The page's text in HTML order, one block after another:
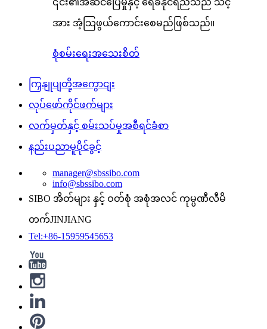
၎င်း၏အဆင်ပြေမှုနှင့် ရေခံနိုင်ရည်သည် သင့်
အား အံ့သြဖွယ်ကောင်းစေမည်ဖြစ်သည်။
စုံစမ်းရေးအသေးစိတ်
ကြှနျုပျတို့အကွောငျး
လုပ်ဖော်ကိုင်ဖက်များ
လက်မှတ်နှင့် စမ်းသပ်မှုအစီရင်ခံစာ
နည်းပညာမူပိုင်ခွင့်
manager@sbssibo.com
info@sbssibo.com
SIBO အိတ်များ နှင့် ဝတ်စုံ အစုံအလင် ကုမ္ပဏီလီမိ
တက်JINJIANG
Tel:+86-15959545653